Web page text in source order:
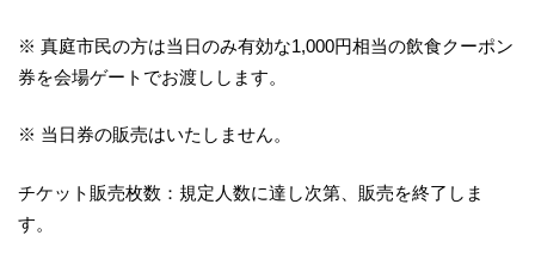
※ 真庭市民の方は当日のみ有効な1,000円相当の飲食クーポン
券を会場ゲートでお渡しします。
※ 当日券の販売はいたしません。
チケット販売枚数：規定人数に達し次第、販売を終了しま
す。